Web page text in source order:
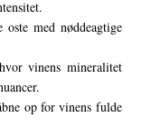
med nøddeagtige
vinens mineralitet
op for vinens fulde